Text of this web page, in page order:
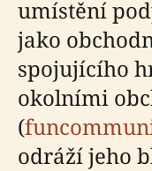
umístění
jako
spojujícího
okolními
(
odráží jeho